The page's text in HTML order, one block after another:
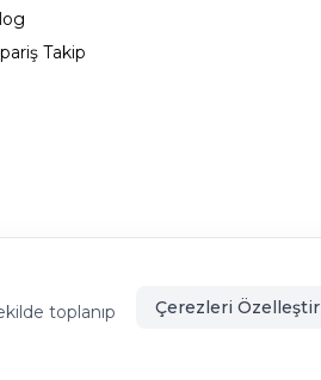
Takip
toplanıp
Çerezleri Özelleştir